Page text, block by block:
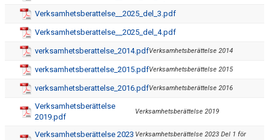
Verksamhetsberattelse__2025_del_3.pdf
Verksamhetsberattelse__2025_del_4.pdf
verksamhetsberattelse_2014.pdfVerksamhetsberättelse 2014
verksamhetsberattelse_2015.pdfVerksamhetsberättelse 2015
verksamhetsberattelse_2016.pdfVerksamhetsberättelse 2016
Verksamhetsberättelse
2019.pdf
Verksamhetsberättelse 2019
Verksamhetsberättelse 2023 Verksamhetsberättelse 2023 Del 1 för